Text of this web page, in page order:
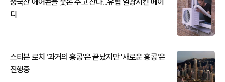
중국산 에어콘을 웃돈 주고 산다...유럽 열광시킨 메이
디
스티븐 로치 '과거의 홍콩'은 끝났지만 '새로운 홍콩'은
진행중